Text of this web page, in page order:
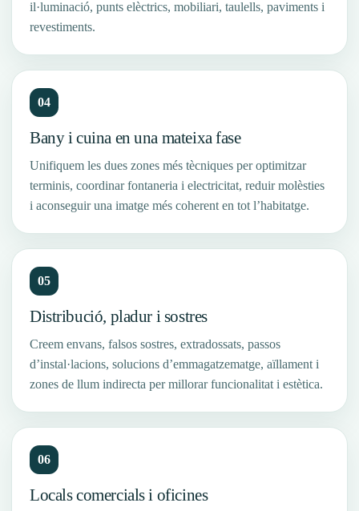
il·luminació, punts elèctrics, mobiliari, taulells, paviments i
revestiments.
04
Bany i cuina en una mateixa fase
Unifiquem les dues zones més tècniques per optimitzar
terminis, coordinar fontaneria i electricitat, reduir molèsties
i aconseguir una imatge més coherent en tot l’habitatge.
05
Distribució, pladur i sostres
Creem envans, falsos sostres, extradossats, passos
d’instal·lacions, solucions d’emmagatzematge, aïllament i
zones de llum indirecta per millorar funcionalitat i estètica.
06
Locals comercials i oficines